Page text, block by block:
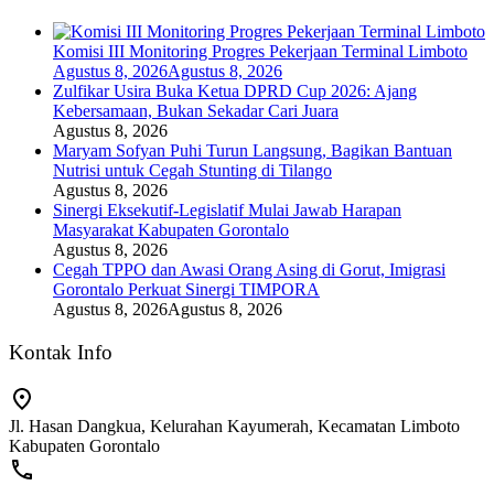
Komisi III Monitoring Progres Pekerjaan Terminal Limboto
Agustus 8, 2026Agustus 8, 2026
Zulfikar Usira Buka Ketua DPRD Cup 2026: Ajang
Kebersamaan, Bukan Sekadar Cari Juara
Agustus 8, 2026
Maryam Sofyan Puhi Turun Langsung, Bagikan Bantuan
Nutrisi untuk Cegah Stunting di Tilango
Agustus 8, 2026
Sinergi Eksekutif-Legislatif Mulai Jawab Harapan
Masyarakat Kabupaten Gorontalo
Agustus 8, 2026
Cegah TPPO dan Awasi Orang Asing di Gorut, Imigrasi
Gorontalo Perkuat Sinergi TIMPORA
Agustus 8, 2026Agustus 8, 2026
Kontak Info
Jl. Hasan Dangkua, Kelurahan Kayumerah, Kecamatan Limboto
Kabupaten Gorontalo